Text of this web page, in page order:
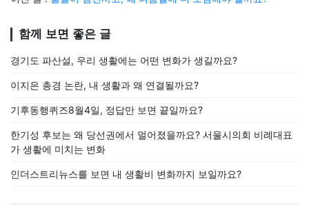
함께 보면 좋은 글
경기도 파산설, 우리 생활에는 어떤 변화가 생길까요?
이지은 총경 논란, 내 생활과 왜 연결될까요?
기후동행퀴즈8월4일, 정답만 보면 끝일까요?
한기성 후보는 왜 당선권에서 멀어졌을까요? 서울시의회 비례대표
가 생활에 미치는 변화
인더스트리뉴스를 보면 내 생활비 변화까지 보일까요?